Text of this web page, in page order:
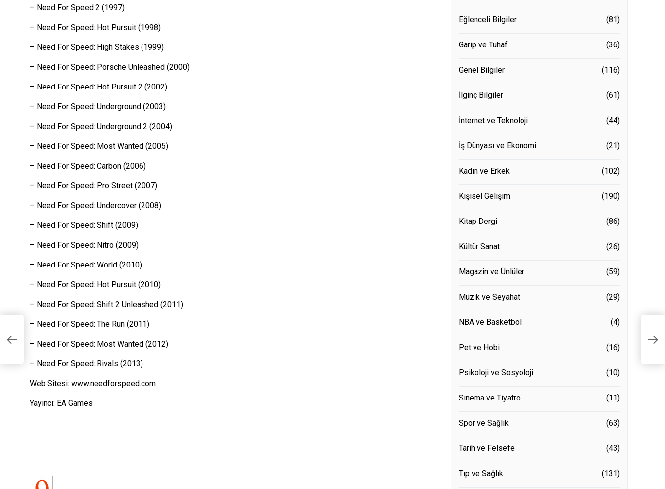
– Need For Speed 2 (1997)
– Need For Speed: Hot Pursuit (1998)
– Need For Speed: High Stakes (1999)
– Need For Speed: Porsche Unleashed (2000)
– Need For Speed: Hot Pursuit 2 (2002)
– Need For Speed: Underground (2003)
– Need For Speed: Underground 2 (2004)
– Need For Speed: Most Wanted (2005)
– Need For Speed: Carbon (2006)
– Need For Speed: Pro Street (2007)
– Need For Speed: Undercover (2008)
– Need For Speed: Shift (2009)
– Need For Speed: Nitro (2009)
– Need For Speed: World (2010)
– Need For Speed: Hot Pursuit (2010)
– Need For Speed: Shift 2 Unleashed (2011)
– Need For Speed: The Run (2011)
– Need For Speed: Most Wanted (2012)
– Need For Speed: Rivals (2013)
Web Sitesi: www.needforspeed.com
Yayıncı: EA Games
Eğlenceli Bilgiler (81)
Garip ve Tuhaf (36)
Genel Bilgiler (116)
İlginç Bilgiler (61)
İnternet ve Teknoloji (44)
İş Dünyası ve Ekonomi (21)
Kadın ve Erkek (102)
Kişisel Gelişim (190)
Kitap Dergi (86)
Kültür Sanat (26)
Magazin ve Ünlüler (59)
Müzik ve Seyahat (29)
NBA ve Basketbol (4)
Pet ve Hobi (16)
Psikoloji ve Sosyoloji (10)
Sinema ve Tiyatro (11)
Spor ve Sağlık (63)
Tarih ve Felsefe (43)
Tıp ve Sağlık (131)